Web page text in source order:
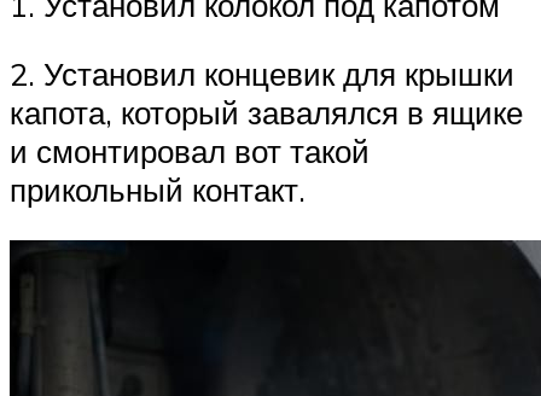
2. Установил концевик для крышки
капота, который завалялся в ящике
и смонтировал вот такой
прикольный контакт.